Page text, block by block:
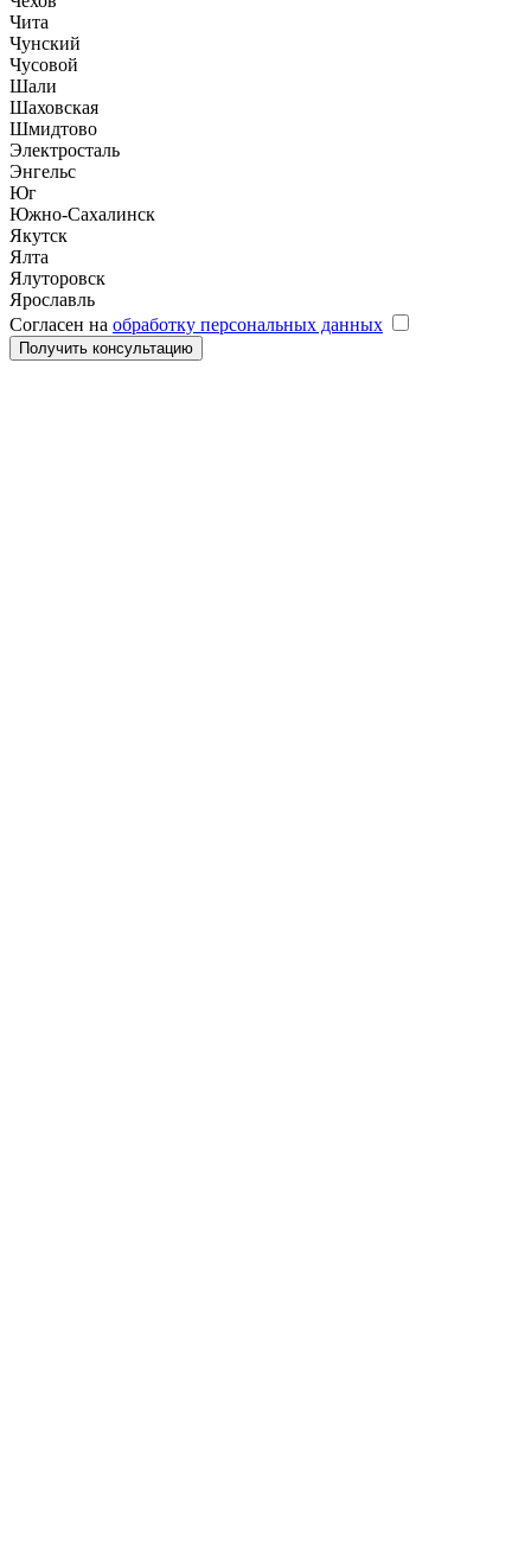
Чита
Чунский
Чусовой
Шали
Шаховская
Шмидтово
Электросталь
Энгельс
Юг
Южно-Сахалинск
Якутск
Ялта
Ялуторовск
Ярославль
Согласен на обработку персональных данных
Получить консультацию